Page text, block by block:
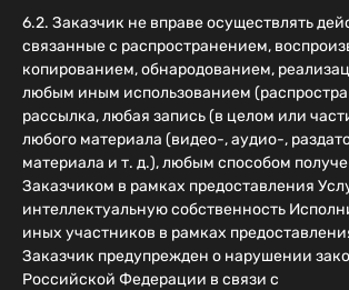
6.2. Заказчик не вправе осуществлять
связанные с распространением,
копированием, обнародованием,
любым иным использованием
рассылка, любая запись (в целом или
любого материала (видео-, аудио-,
материала и т. д.), любым способом
Заказчиком в рамках предоставления
интеллектуальную собственность
иных участников в рамках
Заказчик предупрежден о нарушении
Российской Федерации в связи с